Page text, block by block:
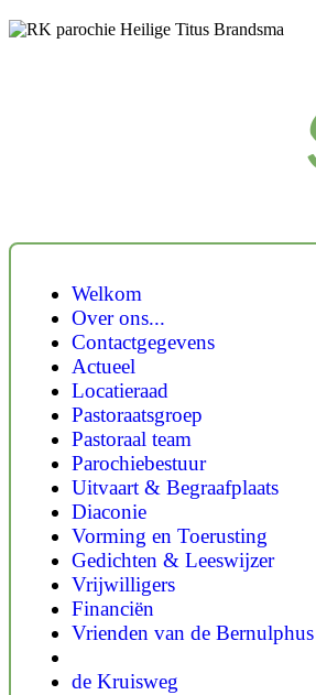
Welkom
Over ons...
Contactgegevens
Actueel
Locatieraad
Pastoraatsgroep
Pastoraal team
Parochiebestuur
Uitvaart & Begraafplaats
Diaconie
Vorming en Toerusting
Gedichten & Leeswijzer
Vrijwilligers
Financiën
Vrienden van de Bernulphus
de Kruisweg